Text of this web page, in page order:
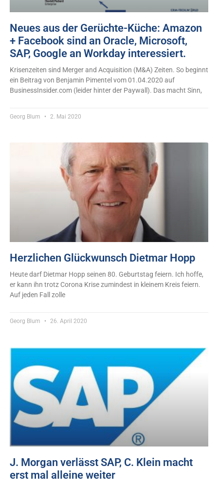
Neues aus der Gerüchte-Küche: Amazon
+ Facebook sind an Oracle, Microsoft,
SAP, Google an Workday interessiert.
Krisenzeiten sind Merger and Acquisition (M&A) Zeiten. So beginnt
ein Beitrag von Benjamin Pimentel vom 01.04.2020 auf
BusinessInsider.com (leider hinter der Paywall). Das macht Sinn,
Georg Blum 2. Mai 2020
Herzlichen Glückwunsch Dietmar Hopp
Heute darf Dietmar Hopp seinen 80. Geburtstag feiern. Ich hoffe,
er kann ihn trotz Corona Krise zumindest in kleinem Kreis feiern.
Auf jeden Fall zolle
Georg Blum 26. April 2020
J. Morgan verlässt SAP, C. Klein macht
erst mal alleine weiter